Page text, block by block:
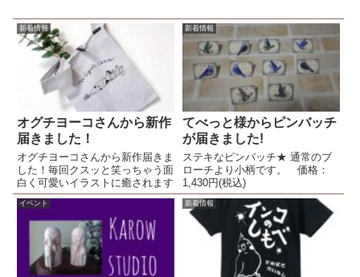
新着情報
オグチヨーコさんから新作
届きました！
オグチヨーコさんから新作届きま
した！毎回クスッと笑っちゃう面
白く可愛いイラストに癒されます
新着情報
てべっと様からピンバッチ
が届きました!
ステキなピンバッチ★ 通常のブ
ローチより小柄です。 価格：
1,430円(税込)
イベント 新着情報